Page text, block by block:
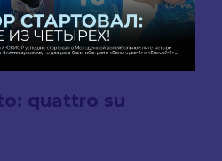
quattro su